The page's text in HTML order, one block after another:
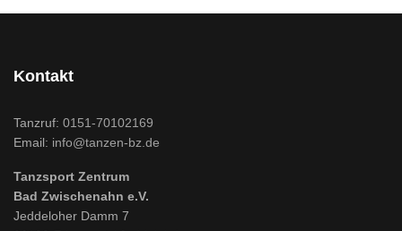
Kontakt
Tanzruf: 0151-70102169
Email: info@tanzen-bz.de
Tanzsport Zentrum
Bad Zwischenahn e.V.
Jeddeloher Damm 7